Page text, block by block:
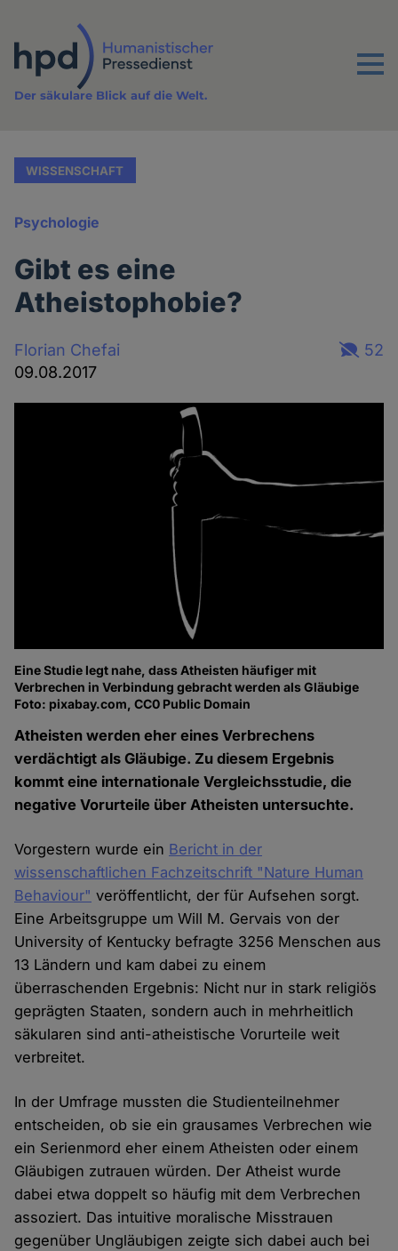
Inhalt
Menu
Der säkulare Blick auf die Welt.
WISSENSCHAFT
Psychologie
Gibt es eine
Atheistophobie?
Florian Chefai
09.08.2017
52
Eine Studie legt nahe, dass Atheisten häufiger mit
Verbrechen in Verbindung gebracht werden als Gläubige
Foto: pixabay.com, CC0 Public Domain
Atheisten werden eher eines Verbrechens
verdächtigt als Gläubige. Zu diesem Ergebnis
kommt eine internationale Vergleichsstudie, die
negative Vorurteile über Atheisten untersuchte.
Vorgestern wurde ein Bericht in der
wissenschaftlichen Fachzeitschrift "Nature Human
Behaviour" veröffentlicht, der für Aufsehen sorgt.
Eine Arbeitsgruppe um Will M. Gervais von der
University of Kentucky befragte 3256 Menschen aus
13 Ländern und kam dabei zu einem
überraschenden Ergebnis: Nicht nur in stark religiös
geprägten Staaten, sondern auch in mehrheitlich
säkularen sind anti-atheistische Vorurteile weit
verbreitet.
In der Umfrage mussten die Studienteilnehmer
entscheiden, ob sie ein grausames Verbrechen wie
ein Serienmord eher einem Atheisten oder einem
Gläubigen zutrauen würden. Der Atheist wurde
dabei etwa doppelt so häufig mit dem Verbrechen
assoziert. Das intuitive moralische Misstrauen
gegenüber Ungläubigen zeigte sich dabei auch bei